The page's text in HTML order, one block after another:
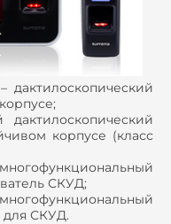
корпусе (класс
СКУД;
для СКУД.